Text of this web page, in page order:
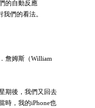
的自動反應
我們的看法。
詹姆斯（William
期後，我們又回去
時，我的iPhone也